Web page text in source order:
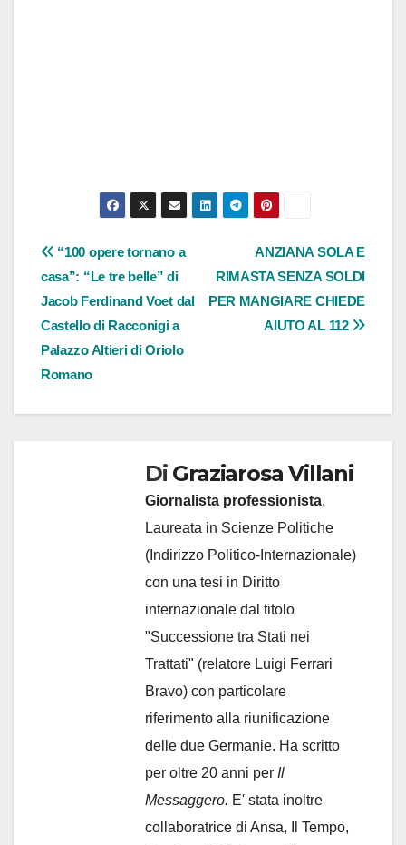
Navigazione
articoli
ANZIANA SOLA E
RIMASTA SENZA SOLDI
PER MANGIARE CHIEDE
AIUTO AL 112
“100 opere tornano a
casa”: “Le tre belle” di
Jacob Ferdinand Voet dal
Castello di Racconigi a
Palazzo Altieri di Oriolo
Romano
Di Graziarosa Villani
Giornalista professionista,
Laureata in Scienze Politiche
(Indirizzo Politico-Internazionale)
con una tesi in Diritto
internazionale dal titolo
"Successione tra Stati nei
Trattati" (relatore Luigi Ferrari
Bravo) con particolare
riferimento alla riunificazione
delle due Germanie. Ha scritto
per oltre 20 anni per Il
Messaggero. E' stata inoltre
collaboratrice di Ansa, Il Tempo,